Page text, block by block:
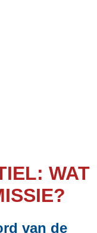
WAT
van de